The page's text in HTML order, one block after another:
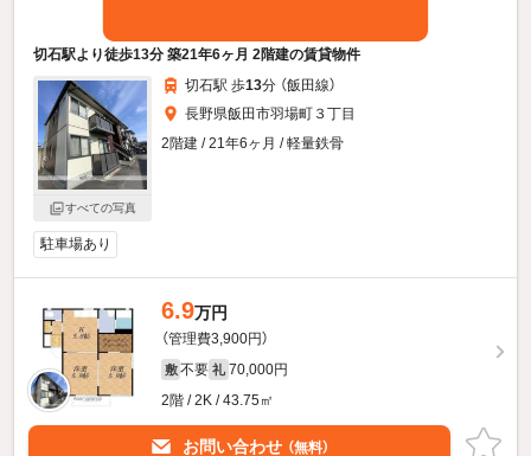
切石駅より徒歩13分 築21年6ヶ月 2階建の賃貸物件
すべての写真
切石駅 歩13分 （飯田線）
長野県飯田市羽場町３丁目
2階建 / 21年6ヶ月 / 軽量鉄骨
駐車場あり
6.9万円
（管理費3,900円）
敷 不要 礼 70,000円
2階 / 2K / 43.75㎡
お問い合わせ （無料）